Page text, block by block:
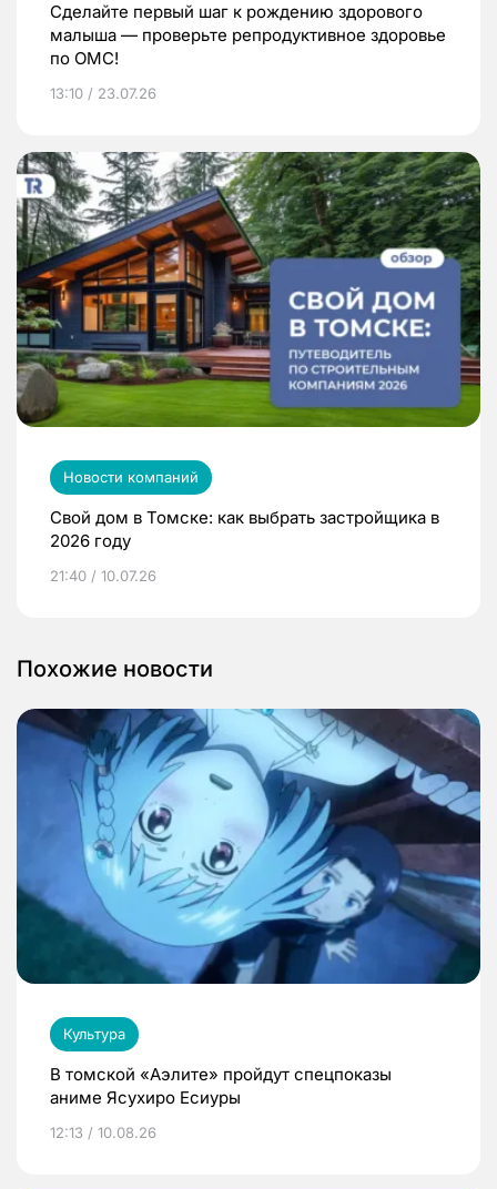
Сделайте первый шаг к рождению здорового
малыша — проверьте репродуктивное здоровье
по ОМС!
13:10 / 23.07.26
Новости компаний
Свой дом в Томске: как выбрать застройщика в
2026 году
21:40 / 10.07.26
Похожие новости
Культура
В томской «Аэлите» пройдут спецпоказы
аниме Ясухиро Есиуры
12:13 / 10.08.26